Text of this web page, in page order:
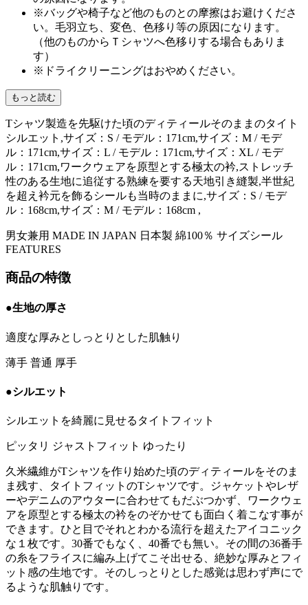
※バッグや椅子など他のものとの摩擦はお避けくださ
い。毛羽立ち、変色、色移り等の原因になります。
（他のものからＴシャツへ色移りする場合もありま
す）
※ドライクリーニングはおやめください。
もっと読む
Tシャツ製造を先駆けた頃のディティールそのままのタイト
シルエット,サイズ：S / モデル：171cm,サイズ：M / モデ
ル：171cm,サイズ：L / モデル：171cm,サイズ：XL / モデ
ル：171cm,ワークウェアを原型とする極太の衿,ストレッチ
性のある生地に追従する熟練を要する天地引き縫製,半世紀
を超え衿元を飾るシールも当時のままに,サイズ：S / モデ
ル：168cm,サイズ：M / モデル：168cm ,
男女兼用 MADE IN JAPAN 日本製 綿100％ サイズシール
FEATURES
商品の特徴
●生地の厚さ
適度な厚みとしっとりとした肌触り
薄手 普通 厚手
●シルエット
シルエットを綺麗に見せるタイトフィット
ピッタリ ジャストフィット ゆったり
久米繊維がTシャツを作り始めた頃のディティールをそのま
ま残す、タイトフィットのTシャツです。ジャケットやレザ
ーやデニムのアウターに合わせてもだぶつかず、ワークウェ
アを原型とする極太の衿をのぞかせても面白く着こなす事が
できます。ひと目でそれとわかる流行を超えたアイコニック
な１枚です。30番でもなく、40番でも無い。その間の36番手
の糸をフライスに編み上げてこそ出せる、絶妙な厚みとフィ
ット感の生地です。そのしっとりとした感覚は思わず声にで
るような肌触りです。